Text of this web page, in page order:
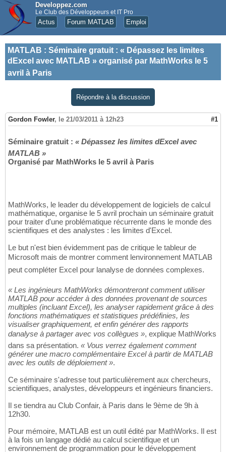
Developpez.com
Le Club des Développeurs et IT Pro
Actus Forum MATLAB Emploi
MATLAB : Séminaire gratuit : « Dépassez les limites
dExcel avec MATLAB » organisé par MathWorks le 5
avril à Paris
Répondre à la discussion
Gordon Fowler, le 21/03/2011 à 12h23 #1
Séminaire gratuit : « Dépassez les limites dExcel avec
MATLAB »
Organisé par MathWorks le 5 avril à Paris
MathWorks, le leader du développement de logiciels de calcul
mathématique, organise le 5 avril prochain un séminaire gratuit
pour traiter d'une problématique récurrente dans le monde des
scientifiques et des analystes : les limites d'Excel.
Le but n'est bien évidemment pas de critique le tableur de
Microsoft mais de montrer comment lenvironnement MATLAB
peut compléter Excel pour lanalyse de données complexes.
« Les ingénieurs MathWorks démontreront comment utiliser
MATLAB pour accéder à des données provenant de sources
multiples (incluant Excel), les analyser rapidement grâce à des
fonctions mathématiques et statistiques prédéfinies, les
visualiser graphiquement, et enfin générer des rapports
danalyse à partager avec vos collègues », explique MathWorks
dans sa présentation. « Vous verrez également comment
générer une macro complémentaire Excel à partir de MATLAB
avec les outils de déploiement ».
Ce séminaire s'adresse tout particulièrement aux chercheurs,
scientifiques, analystes, développeurs et ingénieurs financiers.
Il se tiendra au Club Confair, à Paris dans le 9ème de 9h à
12h30.
Pour mémoire, MATLAB est un outil édité par MathWorks. Il est
à la fois un langage dédié au calcul scientifique et un
environnement de programmation pour le développement